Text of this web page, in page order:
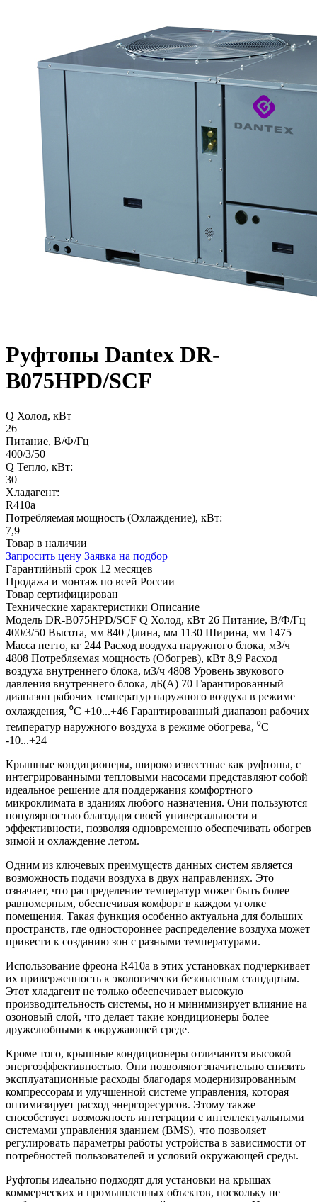
Руфтопы Dantex DR-
B075HPD/SCF
Q Холод, кВт
26
Питание, В/Ф/Гц
400/3/50
Q Тепло, кВт:
30
Хладагент:
R410a
Потребляемая мощность (Охлаждение), кВт:
7,9
Товар в наличии
Запросить цену Заявка на подбор
Гарантийный срок 12 месяцев
Продажа и монтаж по всей России
Товар сертифицирован
Технические характеристики Описание
Модель DR-B075HPD/SCF Q Холод, кВт 26 Питание, В/Ф/Гц
400/3/50 Высота, мм 840 Длина, мм 1130 Ширина, мм 1475
Масса нетто, кг 244 Расход воздуха наружного блока, м3/ч
4808 Потребляемая мощность (Обогрев), кВт 8,9 Расход
воздуха внутреннего блока, м3/ч 4808 Уровень звукового
давления внутреннего блока, дБ(А) 70 Гарантированный
диапазон рабочих температур наружного воздуха в режиме
охлаждения, ⁰С +10...+46 Гарантированный диапазон рабочих
температур наружного воздуха в режиме обогрева, ⁰С
-10...+24
Крышные кондиционеры, широко известные как руфтопы, с
интегрированными тепловыми насосами представляют собой
идеальное решение для поддержания комфортного
микроклимата в зданиях любого назначения. Они пользуются
популярностью благодаря своей универсальности и
эффективности, позволяя одновременно обеспечивать обогрев
зимой и охлаждение летом.
Одним из ключевых преимуществ данных систем является
возможность подачи воздуха в двух направлениях. Это
означает, что распределение температур может быть более
равномерным, обеспечивая комфорт в каждом уголке
помещения. Такая функция особенно актуальна для больших
пространств, где одностороннее распределение воздуха может
привести к созданию зон с разными температурами.
Использование фреона R410a в этих установках подчеркивает
их приверженность к экологически безопасным стандартам.
Этот хладагент не только обеспечивает высокую
производительность системы, но и минимизирует влияние на
озоновый слой, что делает такие кондиционеры более
дружелюбными к окружающей среде.
Кроме того, крышные кондиционеры отличаются высокой
энергоэффективностью. Они позволяют значительно снизить
эксплуатационные расходы благодаря модернизированным
компрессорам и улучшенной системе управления, которая
оптимизирует расход энергоресурсов. Этому также
способствует возможность интеграции с интеллектуальными
системами управления зданием (BMS), что позволяет
регулировать параметры работы устройства в зависимости от
потребностей пользователей и условий окружающей среды.
Руфтопы идеально подходят для установки на крышах
коммерческих и промышленных объектов, поскольку не